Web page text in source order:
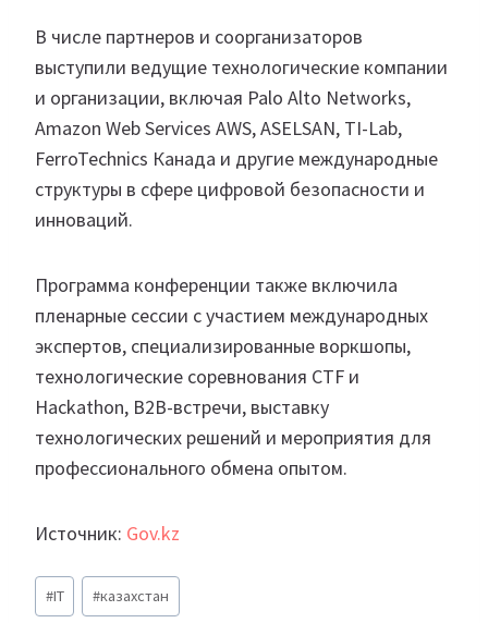
В числе партнеров и соорганизаторов
выступили ведущие технологические компании
и организации, включая Palo Alto Networks,
Amazon Web Services AWS, ASELSAN, TI-Lab,
FerroTechnics Канада и другие международные
структуры в сфере цифровой безопасности и
инноваций.
Программа конференции также включила
пленарные сессии с участием международных
экспертов, специализированные воркшопы,
технологические соревнования CTF и
Hackathon, B2B-встречи, выставку
технологических решений и мероприятия для
профессионального обмена опытом.
Источник: Gov.kz
Метки
записи:
#IT #казахстан